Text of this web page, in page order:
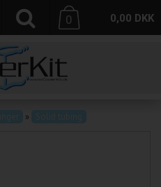
0,00 DKK
0
»